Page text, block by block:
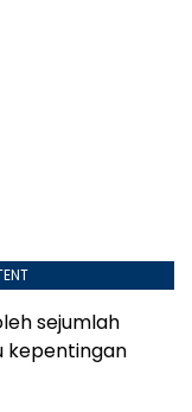
sejumlah
kepentingan